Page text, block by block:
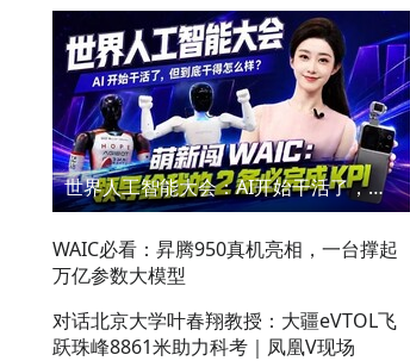
世界人工智能大会：AI开始干活了，但到底干的怎么样？萌新闯WAIC
WAIC必看：昇腾950真机亮相，一台撑起
万亿参数大模型
对话北京大学叶春翔教授：大疆eVTOL飞
跃珠峰8861米助力科考｜凤凰V现场